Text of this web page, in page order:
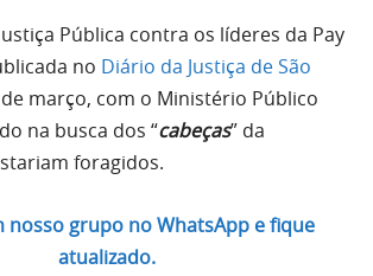
Pública contra os líderes da Pay
no Diário da Justiça de São
março, com o Ministério Público
na busca dos “cabeças” da
foragidos.
nosso grupo no WhatsApp e fique
atualizado.